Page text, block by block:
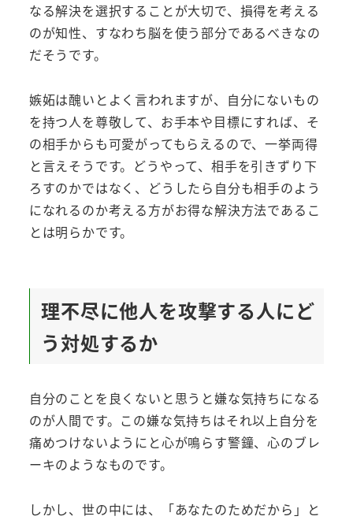
なる解決を選択することが大切で、損得を考える
のが知性、すなわち脳を使う部分であるべきなの
だそうです。
嫉妬は醜いとよく言われますが、自分にないもの
を持つ人を尊敬して、お手本や目標にすれば、そ
の相手からも可愛がってもらえるので、一挙両得
と言えそうです。どうやって、相手を引きずり下
ろすのかではなく、どうしたら自分も相手のよう
になれるのか考える方がお得な解決方法であるこ
とは明らかです。
理不尽に他人を攻撃する人にど
う対処するか
自分のことを良くないと思うと嫌な気持ちになる
のが人間です。この嫌な気持ちはそれ以上自分を
痛めつけないようにと心が鳴らす警鐘、心のブレ
ーキのようなものです。
しかし、世の中には、「あなたのためだから」と